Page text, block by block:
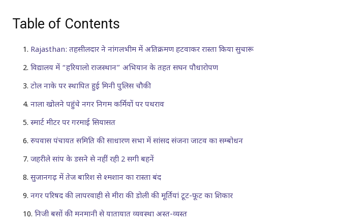
Table of Contents
Rajasthan: तहसीलदार ने नांगलभीम में अतिक्रमण हटवाकर रास्ता किया सुचारू
विद्यालय में “हरियालो राजस्थान” अभियान के तहत सघन पौधारोपण
टोल नाके पर स्थापित हुई मिनी पुलिस चौकी
नाला खोलने पहुंचे नगर निगम कर्मियों पर पथराव
स्मार्ट मीटर पर गरमाई सियासत
रुपवास पंचायत समिति की साधारण सभा में सांसद संजना जाटव का सम्बोधन
जहरीले सांप के डसने से नहीं रही 2 सगी बहनें
सुजानगढ़ में तेज बारिश से श्मशान का रास्ता बंद
नगर परिषद की लापरवाही से मीरा की डोली की मूर्तियां टूट-फूट का शिकार
निजी बसों की मनमानी से यातायात व्यवस्था अस्त-व्यस्त